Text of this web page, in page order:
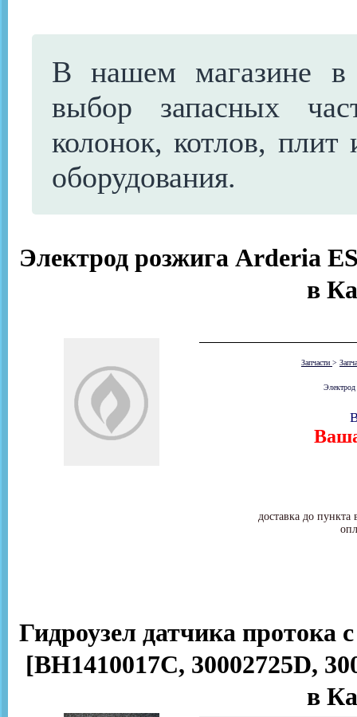
В нашем магазине в
выбор запасных
колонок, котлов, плит
оборудования.
Электрод розжига Arderia
в
Запчасти >
доставка до
Гидроузел датчика протока
[BH1410017C, 30002725D,
в